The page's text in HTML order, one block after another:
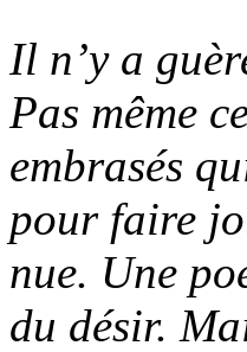
Il n’y a
Pas même
embrasés
pour faire
nue. Une
du désir.